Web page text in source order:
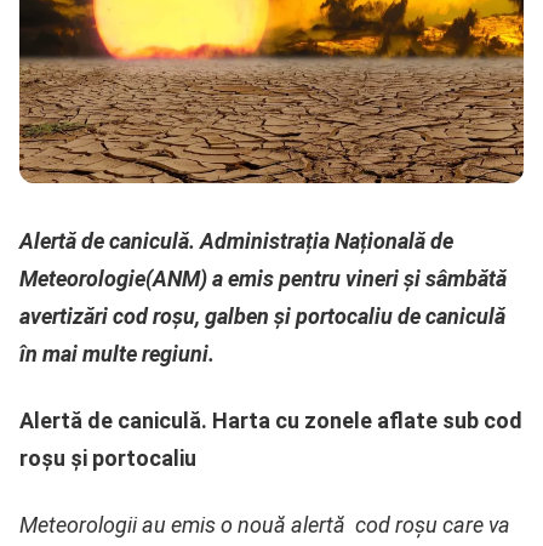
Alertă de caniculă. Administrația Națională de
Meteorologie(ANM) a emis pentru vineri şi sâmbătă
avertizări cod roșu, galben şi portocaliu de caniculă
în mai multe regiuni.
Alertă de caniculă. Harta cu zonele aflate sub cod
roșu și portocaliu
Meteorologii au emis o nouă alertă cod roșu care va